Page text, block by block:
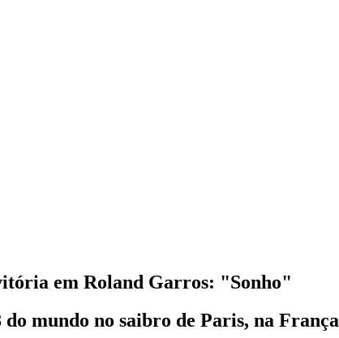
em Roland Garros: "Sonho"
mundo no saibro de Paris, na França